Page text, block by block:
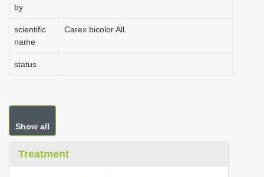
by
scientific
name
Carex bicolor All.
status
Show all
Treatment